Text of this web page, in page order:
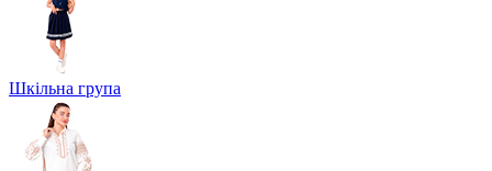
Шкільна група